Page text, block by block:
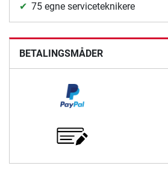
75 egne serviceteknikere
BETALINGSMÅDER